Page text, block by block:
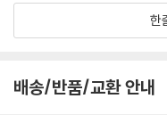
한
배송/반품/교환 안내